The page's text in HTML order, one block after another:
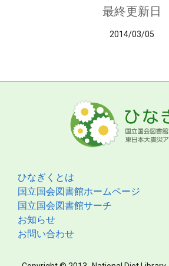
最終更新日
2014/03/05
ひなぎくとは
国立国会図書館ホームページ
国立国会図書館サーチ
お知らせ
お問い合わせ